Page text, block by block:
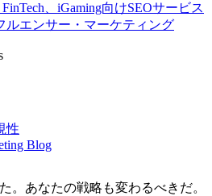
、iGaming向けSEOサービス
ルエンサー・マーケティング
性
Blog
。 あなたの戦略も変わるべきだ。